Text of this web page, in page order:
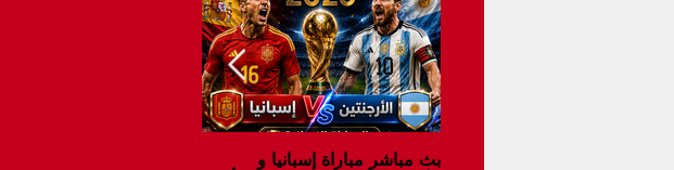
بث مباشر مباراة إسبانيا و